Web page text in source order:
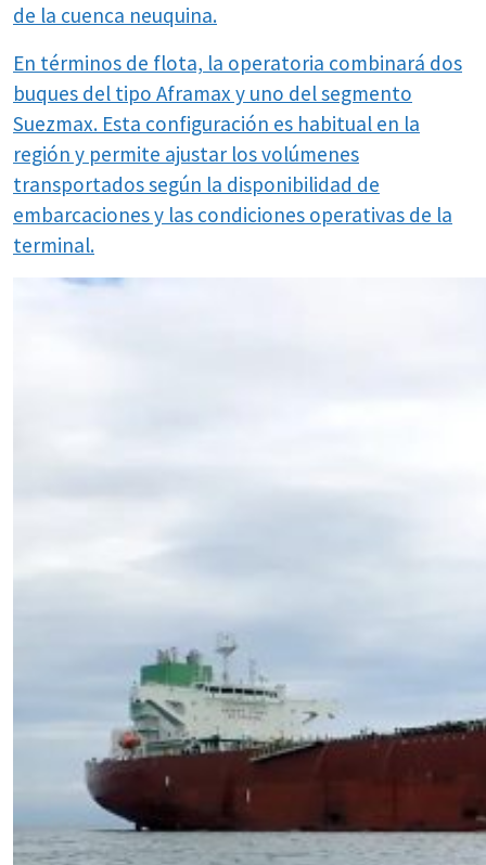
de la cuenca neuquina.
En términos de flota, la operatoria combinará dos
buques del tipo Aframax y uno del segmento
Suezmax. Esta configuración es habitual en la
región y permite ajustar los volúmenes
transportados según la disponibilidad de
embarcaciones y las condiciones operativas de la
terminal.